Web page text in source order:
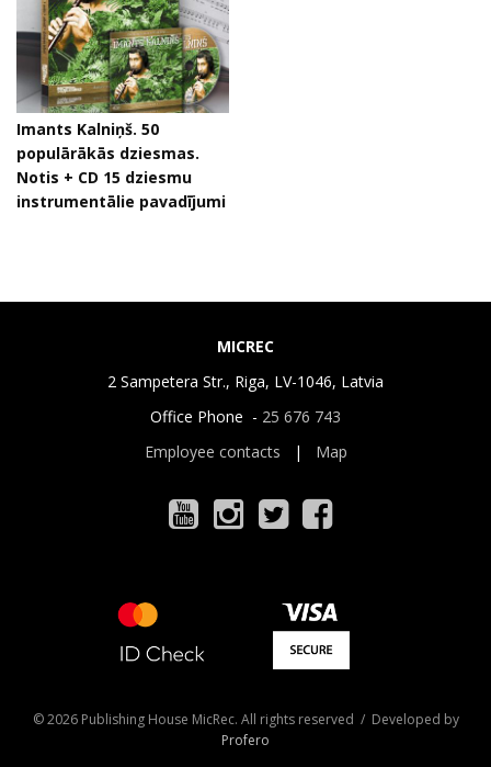
Imants Kalniņš. 50
populārākās dziesmas.
Notis + CD 15 dziesmu
instrumentālie pavadījumi
MICREC
2 Sampetera Str., Riga, LV-1046, Latvia
Office Phone - 25 676 743
Employee contacts | Map
© 2026 Publishing House MicRec. All rights reserved / Developed by
Profero